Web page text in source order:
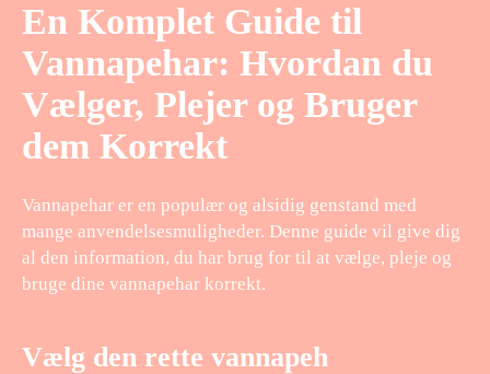
En Komplet Guide til
Vannapehar: Hvordan du
Vælger, Plejer og Bruger
dem Korrekt
Vannapehar er en populær og alsidig genstand med
mange anvendelsesmuligheder. Denne guide vil give dig
al den information, du har brug for til at vælge, pleje og
bruge dine vannapehar korrekt.
Vælg den rette vannapeh